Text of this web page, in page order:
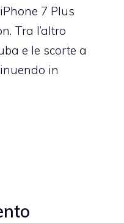
7 Plus
Tra l’altro
e le scorte a
in